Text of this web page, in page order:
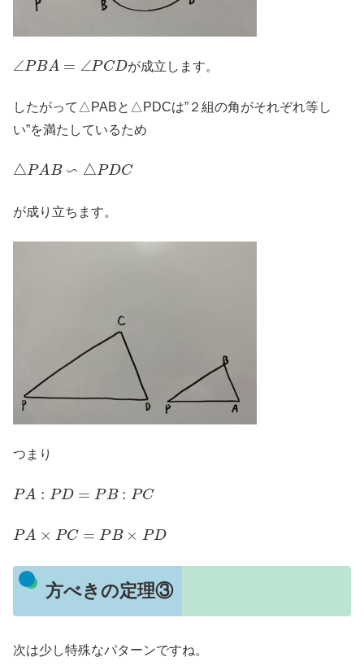
∠PBA PCD
が成立します。
したがって△PABと△PDCは”２組の角がそれぞれ等し
い”を満たしているため
△ PA B∽ P DC
が成り立ちます。
つまり
PA: D=P PC
PA× C=P ×PD
方べきの定理③
次は少し特殊なパターンですね。